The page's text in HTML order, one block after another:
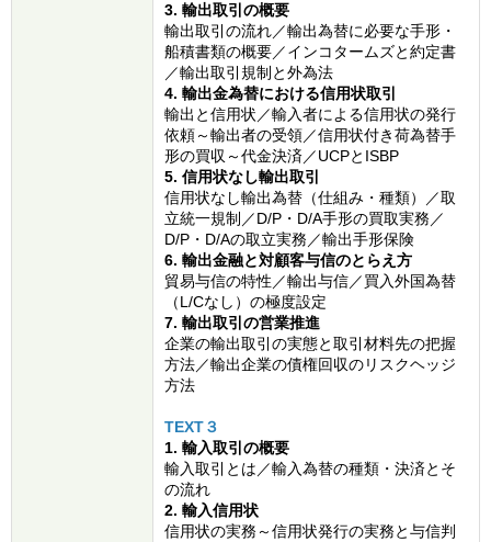
3. 輸出取引の概要
輸出取引の流れ／輸出為替に必要な手形・
船積書類の概要／インコタームズと約定書
／輸出取引規制と外為法
4. 輸出金為替における信用状取引
輸出と信用状／輸入者による信用状の発行
依頼～輸出者の受領／信用状付き荷為替手
形の買収～代金決済／UCPとISBP
5. 信用状なし輸出取引
信用状なし輸出為替（仕組み・種類）／取
立統一規制／D/P・D/A手形の買取実務／
D/P・D/Aの取立実務／輸出手形保険
6. 輸出金融と対顧客与信のとらえ方
貿易与信の特性／輸出与信／買入外国為替
（L/Cなし）の極度設定
7. 輸出取引の営業推進
企業の輸出取引の実態と取引材料先の把握
方法／輸出企業の債権回収のリスクヘッジ
方法
TEXT３
1. 輸入取引の概要
輸入取引とは／輸入為替の種類・決済とそ
の流れ
2. 輸入信用状
信用状の実務～信用状発行の実務と与信判